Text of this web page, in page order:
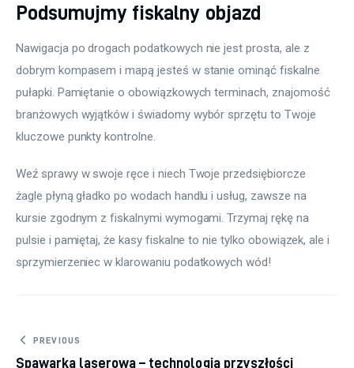
Podsumujmy fiskalny objazd
Nawigacja po drogach podatkowych nie jest prosta, ale z
dobrym kompasem i mapą jesteś w stanie ominąć fiskalne
pułapki. Pamiętanie o obowiązkowych terminach, znajomość
branżowych wyjątków i świadomy wybór sprzętu to Twoje
kluczowe punkty kontrolne.
Weź sprawy w swoje ręce i niech Twoje przedsiębiorcze
żagle płyną gładko po wodach handlu i usług, zawsze na
kursie zgodnym z fiskalnymi wymogami. Trzymaj rękę na
pulsie i pamiętaj, że kasy fiskalne to nie tylko obowiązek, ale i
sprzymierzeniec w klarowaniu podatkowych wód!
Nawigacja wpisu
PREVIOUS
Spawarka laserowa – technologia przyszłości